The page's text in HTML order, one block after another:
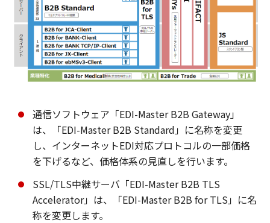
通信ソフトウェア「EDI-Master B2B Gateway」
は、「EDI-Master B2B Standard」に名称を変更
し、インターネットEDI対応プロトコルの一部価格
を下げるなど、価格体系の見直しを行います。
SSL/TLS中継サーバ「EDI-Master B2B TLS
Accelerator」は、「EDI-Master B2B for TLS」に名
称を変更します。